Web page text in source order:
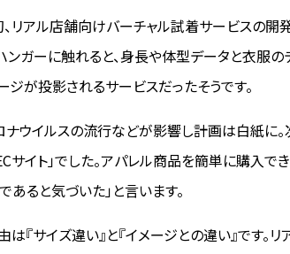
リアル店舗向けバーチャル試着サービスの開
ンガーに触れると、身長や体型データと衣服
ジが投影されるサービスだったそうです。
ナウイルスの流行などが影響し計画は白紙に
サイト」でした。アパレル商品を簡単に購入で
あると気づいた」と言います。
は『サイズ違い』と『イメージとの違い』です